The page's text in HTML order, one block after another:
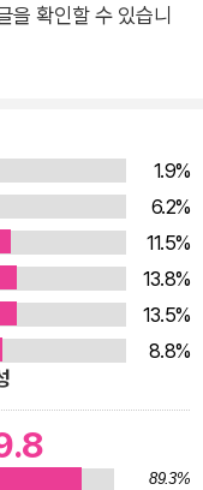
나게 된 일련의 과정
르노빌 사고가 예견
년 소련 우랄지역
에서도 핵폐기물 탱크
버리고 방사능을 누
1만 2000명이 거주
던 주택과 장비를 땅에
정부는 오제르스크 원
고는 당국의 침묵 아
핵분열 반응이 폭발
방사능이 외부로 누출
자로의 기술적 결함
을 확인할 수 있습니
1.9%
6.2%
11.5%
13.8%
13.5%
8.8%
89.3%